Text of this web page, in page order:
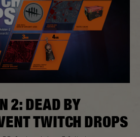
2: DEAD BY
TWITCH DROPS